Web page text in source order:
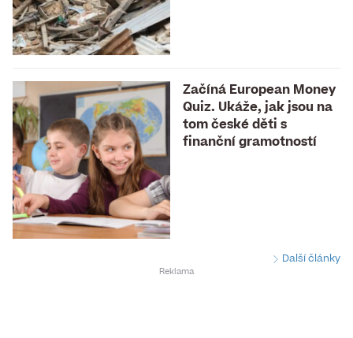
Začíná European Money
Quiz. Ukáže, jak jsou na
tom české děti s
finanční gramotností
Další články